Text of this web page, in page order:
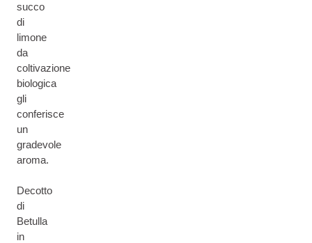
succo
di
limone
da
coltivazione
biologica
gli
conferisce
un
gradevole
aroma.
Decotto
di
Betulla
in